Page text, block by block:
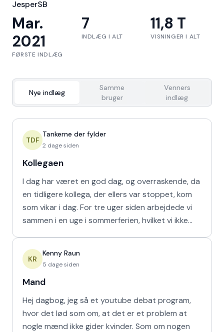
JesperSB
Mar.
2021
FØRSTE INDLÆG
7
INDLÆG I ALT
11,8 T
VISNINGER I ALT
Nye indlæg
Samme
bruger
Venners
indlæg
TDF
Tankerne der fylder
2 dage siden
Kollegaen
I dag har været en god dag, og overraskende, da
en tidligere kollega, der ellers var stoppet, kom
som vikar i dag. For tre uger siden arbejdede vi
sammen i en uge i sommerferien, hvilket vi ikke
KR
Kenny Raun
5 dage siden
Mand
Hej dagbog, jeg så et youtube debat program,
hvor det lød som om, at det er et problem at
nogle mænd ikke gider kvinder. Som om nogen